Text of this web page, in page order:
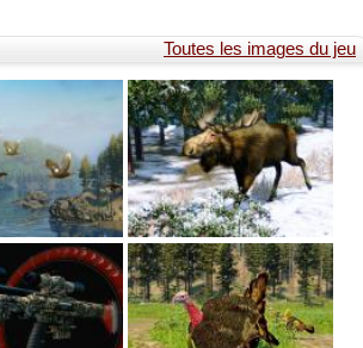
Toutes les images du jeu